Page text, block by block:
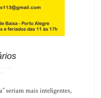
seriam mais inteligentes,